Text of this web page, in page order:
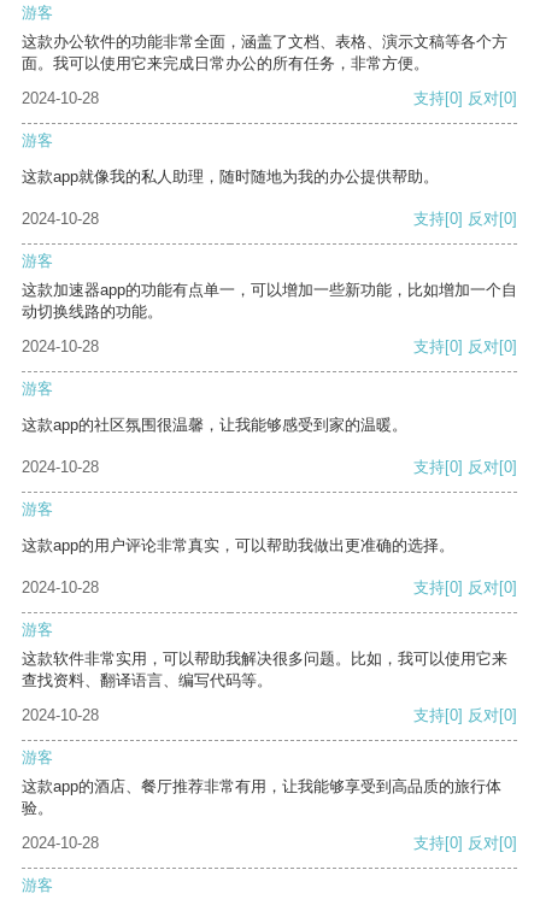
游客
这款办公软件的功能非常全面，涵盖了文档、表格、演示文稿等各个方
面。我可以使用它来完成日常办公的所有任务，非常方便。
2024-10-28
支持[0] 反对[0]
游客
这款app就像我的私人助理，随时随地为我的办公提供帮助。
2024-10-28 支持[0] 反对[0]
游客
这款加速器app的功能有点单一，可以增加一些新功能，比如增加一个自
动切换线路的功能。
2024-10-28
支持[0] 反对[0]
游客
这款app的社区氛围很温馨，让我能够感受到家的温暖。
2024-10-28 支持[0] 反对[0]
游客
这款app的用户评论非常真实，可以帮助我做出更准确的选择。
2024-10-28 支持[0] 反对[0]
游客
这款软件非常实用，可以帮助我解决很多问题。比如，我可以使用它来
查找资料、翻译语言、编写代码等。
2024-10-28
支持[0] 反对[0]
游客
这款app的酒店、餐厅推荐非常有用，让我能够享受到高品质的旅行体
验。
2024-10-28
支持[0] 反对[0]
游客